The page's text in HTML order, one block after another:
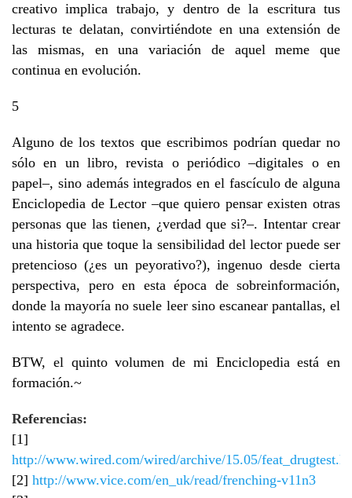
creativo implica trabajo, y dentro de la escritura tus
lecturas te delatan, convirtiéndote en una extensión de
las mismas, en una variación de aquel meme que
continua en evolución.
5
Alguno de los textos que escribimos podrían quedar no
sólo en un libro, revista o periódico –digitales o en
papel–, sino además integrados en el fascículo de alguna
Enciclopedia de Lector –que quiero pensar existen otras
personas que las tienen, ¿verdad que si?–. Intentar crear
una historia que toque la sensibilidad del lector puede ser
pretencioso (¿es un peyorativo?), ingenuo desde cierta
perspectiva, pero en esta época de sobreinformación,
donde la mayoría no suele leer sino escanear pantallas, el
intento se agradece.
BTW, el quinto volumen de mi Enciclopedia está en
formación.~
Referencias:
[1]
http://www.wired.com/wired/archive/15.05/
[2] http://www.vice.com/en_uk/read/frenching-v11n3